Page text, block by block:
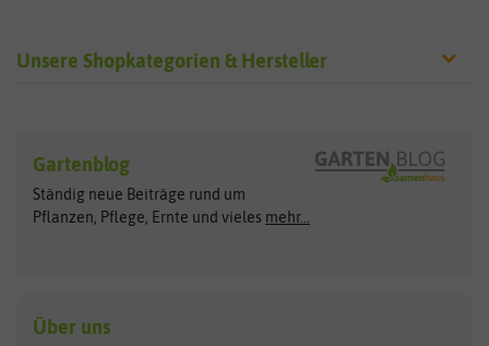
Unsere Shopkategorien & Hersteller
Exotische Samen
Gemüsesamen
Gründünger
Kräutersamen
Arche Noah
ASB Greenworld
Benary
Clever Pots
COMPO
Gartenblog
Ständig neue Beiträge rund um
Pflanzen, Pflege, Ernte und vieles mehr...
Über uns